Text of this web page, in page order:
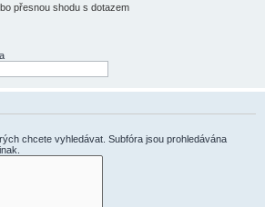
přesnou shodu s dotazem
chcete vyhledávat. Subfóra jsou prohledávána